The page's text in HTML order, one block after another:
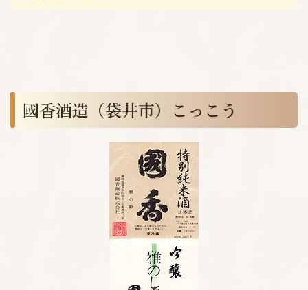
國香酒造（袋井市）こっこう